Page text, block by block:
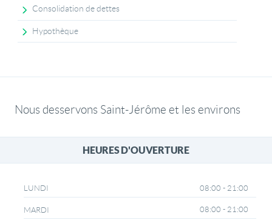
Consolidation de dettes
Hypothèque
Nous desservons Saint-Jérôme et les environs
HEURES D'OUVERTURE
LUNDI 08:00 - 21:00
MARDI 08:00 - 21:00